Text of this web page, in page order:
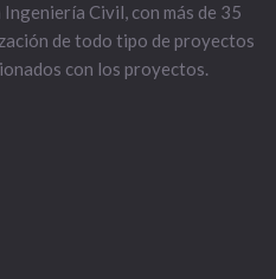
Civil, con más de 35
de todo tipo de proyectos
con los proyectos.